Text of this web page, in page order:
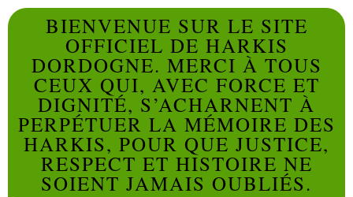
BIENVENUE SUR LE SITE
OFFICIEL DE HARKIS
DORDOGNE. MERCI À TOUS
CEUX QUI, AVEC FORCE ET
DIGNITÉ, S’ACHARNENT À
PERPÉTUER LA MÉMOIRE DES
HARKIS, POUR QUE JUSTICE,
RESPECT ET HISTOIRE NE
SOIENT JAMAIS OUBLIÉS.